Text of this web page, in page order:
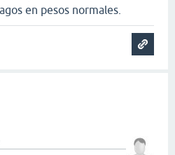
en pesos normales.